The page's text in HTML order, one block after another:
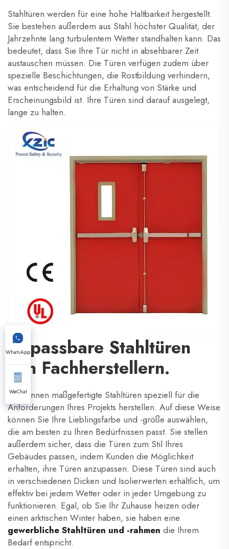
Stahltüren werden für eine hohe Haltbarkeit hergestellt.
Sie bestehen außerdem aus Stahl höchster Qualität, der
Jahrzehnte lang turbulentem Wetter standhalten kann. Das
bedeutet, dass Sie Ihre Tür nicht in absehbarer Zeit
austauschen müssen. Die Türen verfügen zudem über
spezielle Beschichtungen, die Rostbildung verhindern,
was entscheidend für die Erhaltung von Stärke und
Erscheinungsbild ist. Ihre Türen sind darauf ausgelegt,
lange zu halten.
Anpassbare Stahltüren
von Fachherstellern.
Sie können maßgefertigte Stahltüren speziell für die
Anforderungen Ihres Projekts herstellen. Auf diese Weise
können Sie Ihre Lieblingsfarbe und -größe auswählen,
die am besten zu Ihren Bedürfnissen passt. Sie stellen
außerdem sicher, dass die Türen zum Stil Ihres
Gebäudes passen, indem Kunden die Möglichkeit
erhalten, ihre Türen anzupassen. Diese Türen sind auch
in verschiedenen Dicken und Isolierwerten erhältlich, um
effektiv bei jedem Wetter oder in jeder Umgebung zu
funktionieren. Egal, ob Sie Ihr Zuhause heizen oder
einen arktischen Winter haben, sie haben eine
gewerbliche Stahltüren und -rahmen die Ihrem
Bedarf entspricht.
WhatsApp
WeChat